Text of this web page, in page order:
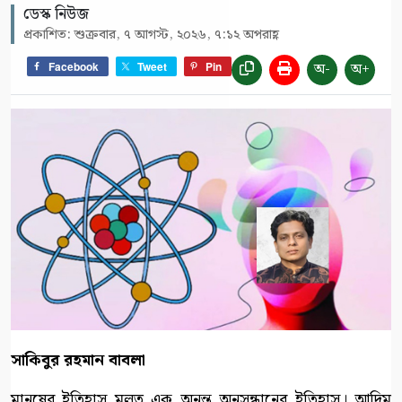
ডেস্ক নিউজ
প্রকাশিত: শুক্রবার, ৭ আগস্ট, ২০২৬, ৭:১২ অপরাহ্ণ
Facebook Tweet Pin অ- অ+
সাকিবুর রহমান বাবলা